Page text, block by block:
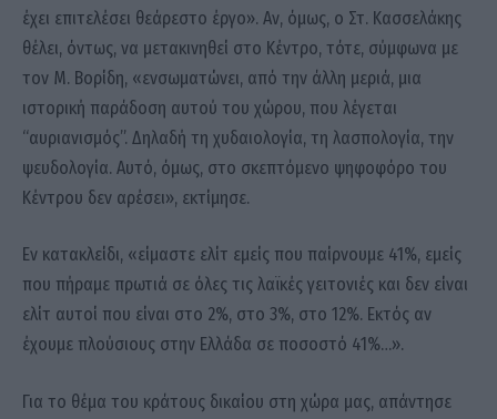
έχει επιτελέσει θεάρεστο έργο». Αν, όμως, ο Στ. Κασσελάκης
θέλει, όντως, να μετακινηθεί στο Κέντρο, τότε, σύμφωνα με
τον Μ. Βορίδη, «ενσωματώνει, από την άλλη μεριά, μια
ιστορική παράδοση αυτού του χώρου, που λέγεται
“αυριανισμός”. Δηλαδή τη χυδαιολογία, τη λασπολογία, την
ψευδολογία. Αυτό, όμως, στο σκεπτόμενο ψηφοφόρο του
Κέντρου δεν αρέσει», εκτίμησε.
Εν κατακλείδι, «είμαστε ελίτ εμείς που παίρνουμε 41%, εμείς
που πήραμε πρωτιά σε όλες τις λαϊκές γειτονιές και δεν είναι
ελίτ αυτοί που είναι στο 2%, στο 3%, στο 12%. Εκτός αν
έχουμε πλούσιους στην Ελλάδα σε ποσοστό 41%…».
Για το θέμα του κράτους δικαίου στη χώρα μας, απάντησε